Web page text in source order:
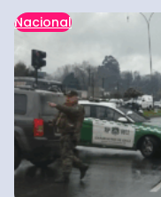
Nacional